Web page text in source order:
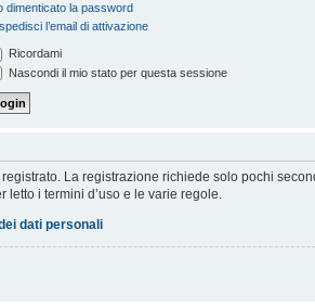
dimenticato la password
l’email di attivazione
Ricordami
Nascondi il mio stato per questa sessione
La registrazione richiede solo pochi
i termini d’uso e le varie regole.
dati personali